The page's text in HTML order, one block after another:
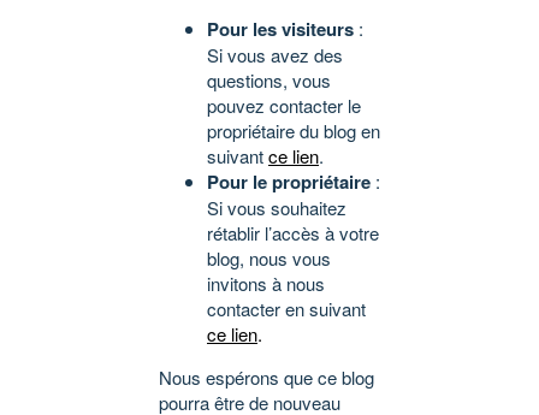
Pour les visiteurs :
Si vous avez des
questions, vous
pouvez contacter le
propriétaire du blog en
suivantce lien.
Pour le propriétaire :
Si vous souhaitez
rétablir l’accès à votre
blog, nous vous
invitons à nous
contacter en suivant
ce lien.
Nous espérons que ce blog
pourra être de nouveau